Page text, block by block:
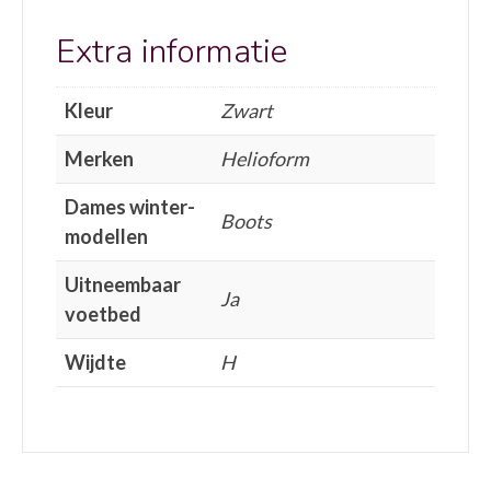
Extra informatie
Kleur
Zwart
Merken
Helioform
Dames winter-
modellen
Boots
Uitneembaar
voetbed
Ja
Wijdte H